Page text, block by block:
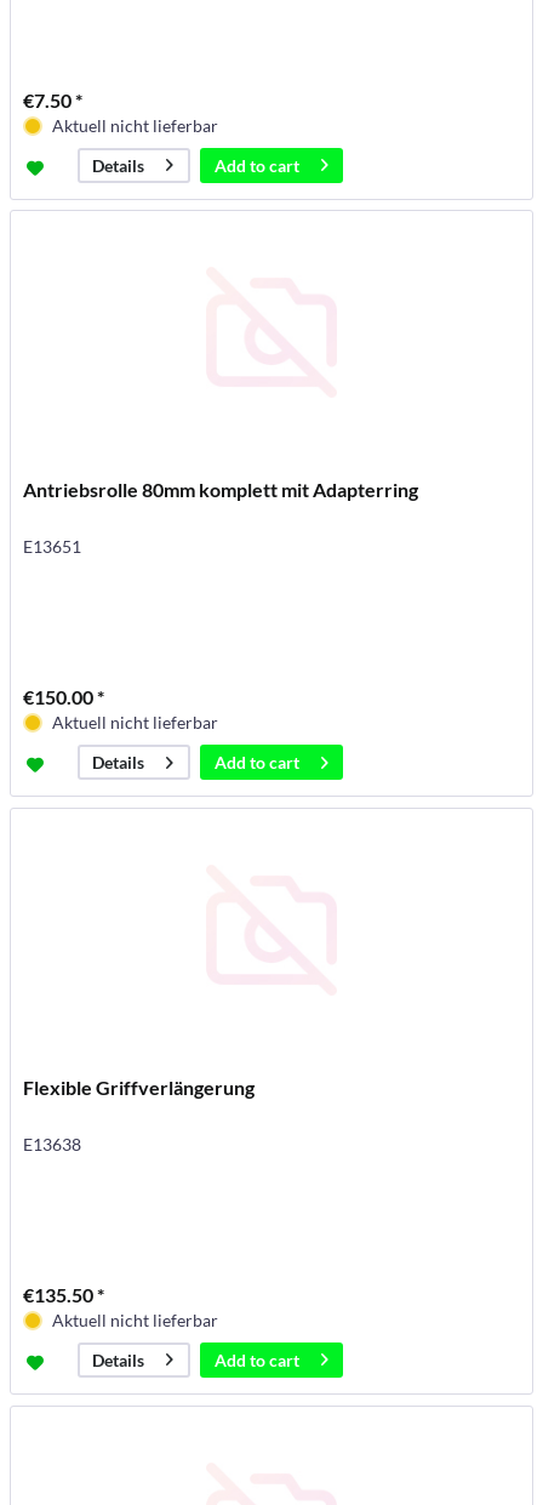
€7.50 *
Aktuell nicht lieferbar
Details
Add tocart
Antriebsrolle 80mm komplett mit Adapterring
E13651
€150.00 *
Aktuell nicht lieferbar
Details
Add tocart
Flexible Griffverlängerung
E13638
€135.50 *
Aktuell nicht lieferbar
Details
Add tocart